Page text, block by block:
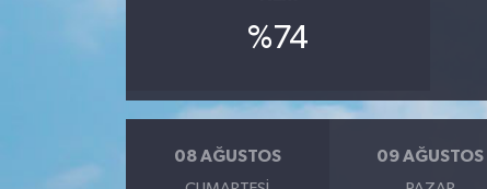
%74
08 AĞUSTOS 09 AĞUSTOS